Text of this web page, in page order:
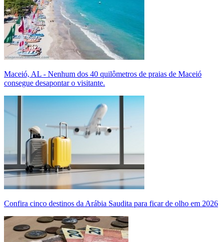
Maceió, AL - Nenhum dos 40 quilômetros de praias de Maceió
consegue desapontar o visitante.
Confira cinco destinos da Arábia Saudita para ficar de olho em 2026